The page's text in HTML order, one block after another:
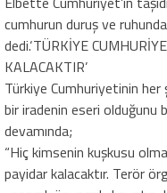
cumhurun duruş ve
dedi.‘TÜRKİYE
KALACAKTIR’
Türkiye Cumhuriyetinin her
bir iradenin eseri olduğunu
devamında;
“Hiç kimsenin kuşkusu
payidar kalacaktır. Terör